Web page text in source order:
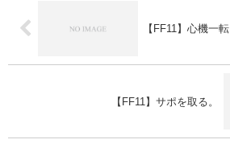
【FF11】心機一転
【FF11】サポを取る。